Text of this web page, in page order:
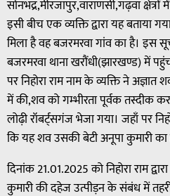
सोनभद्र,मीरजापुर,वाराणसी,गढ़वा
इसी बीच एक व्यक्ति द्वारा यह बताया
मिला है वह बजरमरवा गांव का है। इस
बजरमरवा थाना खरौंधी(झारखण्ड) में
पर निहोरा राम नाम के व्यक्ति ने
में की,शव को गम्भीरता पूर्वक तस्दीक
लोढ़ी रॉबर्ट्सगंज भेजा गया। जहाँ पर
कि यह शव उसकी बेटी अनूपा कुमारी का
दिनांक 21.01.2025 को निहोरा राम
कुमारी की दहेज उत्पीड़न के संबंध में